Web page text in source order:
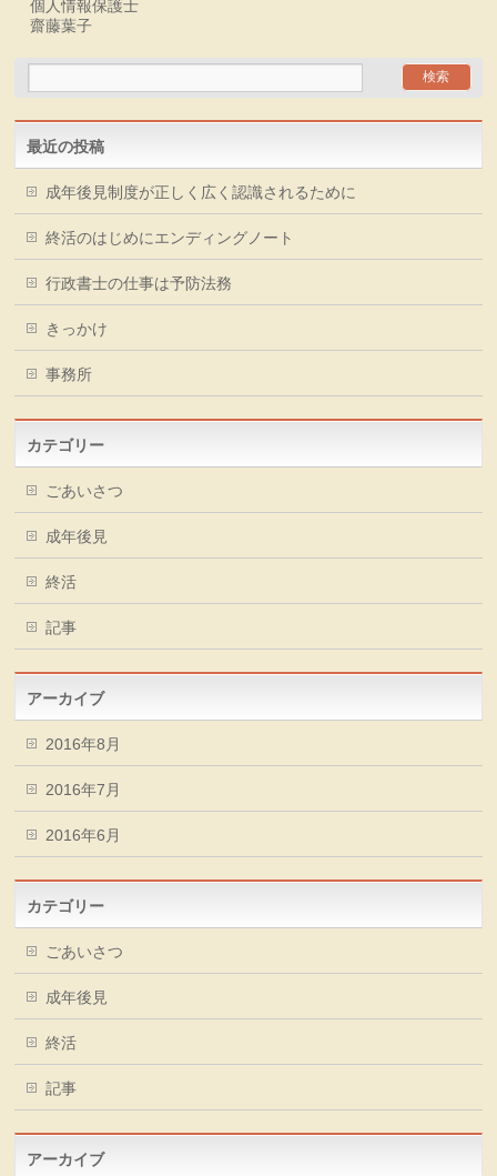
個人情報保護士
齋藤葉子
最近の投稿
成年後見制度が正しく広く認識されるために
終活のはじめにエンディングノート
行政書士の仕事は予防法務
きっかけ
事務所
カテゴリー
ごあいさつ
成年後見
終活
記事
アーカイブ
2016年8月
2016年7月
2016年6月
カテゴリー
ごあいさつ
成年後見
終活
記事
アーカイブ